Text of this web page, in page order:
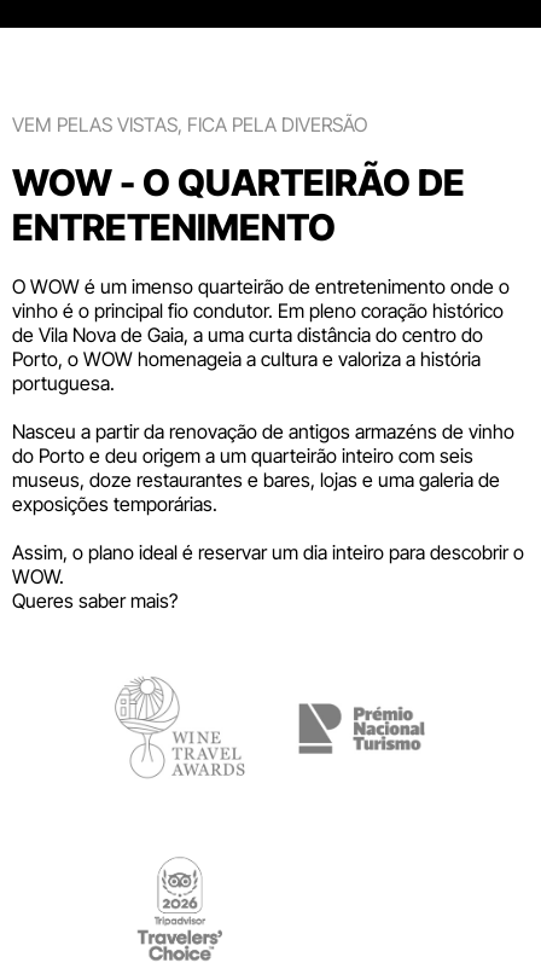
VEM PELAS VISTAS, FICA PELA DIVERSÃO
WOW - O QUARTEIRÃO DE
ENTRETENIMENTO
O WOW é um imenso quarteirão de entretenimento onde o
vinho é o principal fio condutor. Em pleno coração histórico
de Vila Nova de Gaia, a uma curta distância do centro do
Porto, o WOW homenageia a cultura e valoriza a história
portuguesa.
Nasceu a partir da renovação de antigos armazéns de vinho
do Porto e deu origem a um quarteirão inteiro com seis
museus, doze restaurantes e bares, lojas e uma galeria de
exposições temporárias.
Assim, o plano ideal é reservar um dia inteiro para descobrir o
WOW.
Queres saber mais?